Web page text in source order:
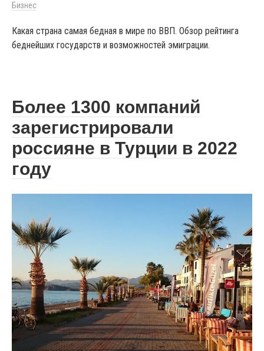
Бизнес
Какая страна самая бедная в мире по ВВП. Обзор рейтинга
беднейших государств и возможностей эмиграции.
Более 1300 компаний
зарегистрировали
россияне в Турции в 2022
году